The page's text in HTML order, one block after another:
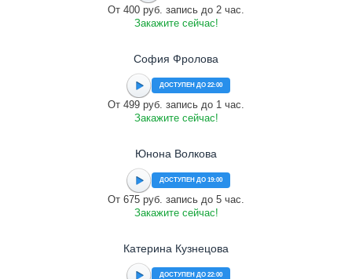
От 400 руб. запись до 2 час.
Закажите сейчас!
София Фролова
ДОСТУПЕН ДО 22:00
От 499 руб. запись до 1 час.
Закажите сейчас!
Юнона Волкова
ДОСТУПЕН ДО 19:00
От 675 руб. запись до 5 час.
Закажите сейчас!
Катерина Кузнецова
ДОСТУПЕН ДО 22:00